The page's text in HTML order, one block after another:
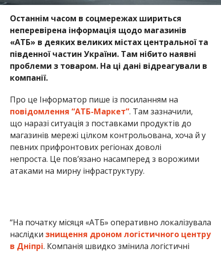
певних прифронтових регіонах доволі
непроста. Це пов’язано насамперед з ворожими
атаками на мирну інфраструктуру.
“На початку місяця «АТБ» оперативно локалізувала
наслідкизнищення дроном логістичного центру
в Дніпрі. Компанія швидко змінила логістичні
ланцюжки, залучила інші розподільчі центри,
задіяла у повній мірі власний вантажний парк
(понад 700 авто) тощо.
Днями ворог наніс нового удару, пошкодивши
потужності компанії на Харківщині. Це призвело
товарів, які не є критично необхідними.
Наприклад,чипсів, горішків, деяких різновидів
соків та напоїв.